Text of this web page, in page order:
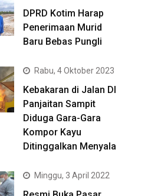
DPRD Kotim Harap
Penerimaan Murid
Baru Bebas Pungli
Rabu, 4 Oktober 2023
Kebakaran di Jalan DI
Panjaitan Sampit
Diduga Gara-Gara
Kompor Kayu
Ditinggalkan Menyala
Minggu, 3 April 2022